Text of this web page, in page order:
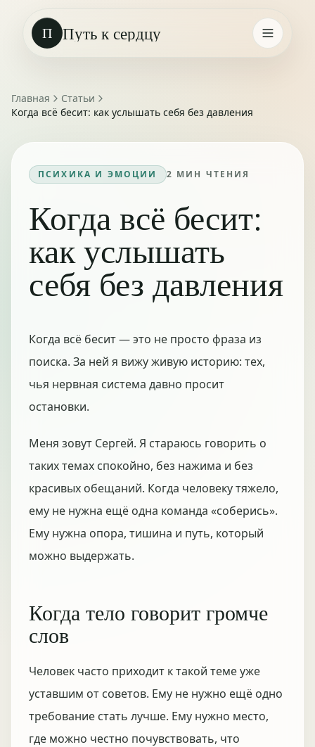
П Путь к сердцу
Главная
Статьи
Когда всё бесит: как услышать себя без давления
ПСИХИКА И ЭМОЦИИ 2 МИН ЧТЕНИЯ
Когда всё бесит:
как услышать
себя без давления
Когда всё бесит — это не просто фраза из
поиска. За ней я вижу живую историю: тех,
чья нервная система давно просит
остановки.
Меня зовут Сергей. Я стараюсь говорить о
таких темах спокойно, без нажима и без
красивых обещаний. Когда человеку тяжело,
ему не нужна ещё одна команда «соберись».
Ему нужна опора, тишина и путь, который
можно выдержать.
Когда тело говорит громче
слов
Человек часто приходит к такой теме уже
уставшим от советов. Ему не нужно ещё одно
требование стать лучше. Ему нужно место,
где можно честно почувствовать, что